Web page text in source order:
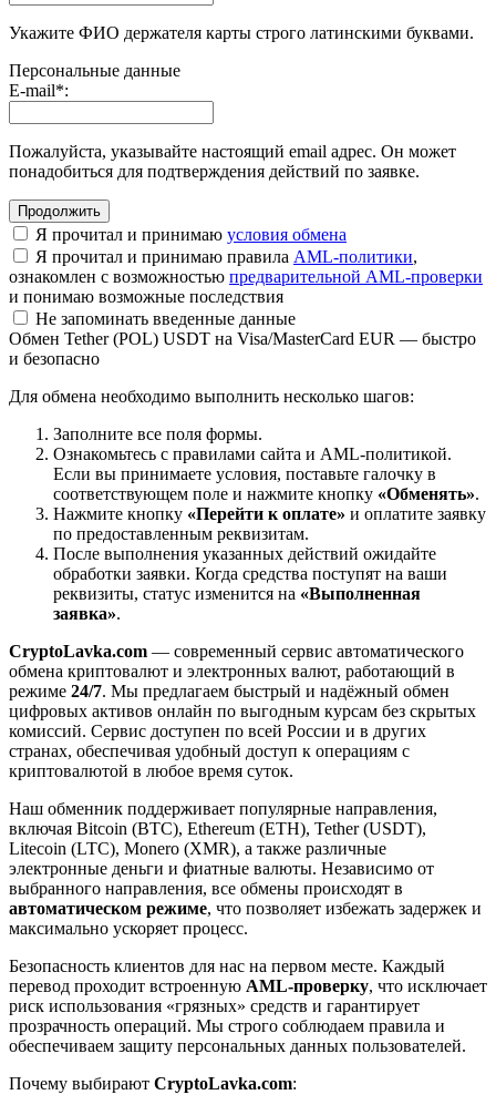
Укажите ФИО держателя карты строго латинскими буквами.
Персональные данные
E-mail*:
Пожалуйста, указывайте настоящий email адрес. Он может
понадобиться для подтверждения действий по заявке.
Я прочитал и принимаю условия обмена
Я прочитал и принимаю правила AML-политики,
ознакомлен с возможностью предварительной AML-проверки
и понимаю возможные последствия
Не запоминать введенные данные
Обмен Tether (POL) USDT на Visa/MasterCard EUR — быстро
и безопасно
Для обмена необходимо выполнить несколько шагов:
Заполните все поля формы.
Ознакомьтесь с правилами сайта и AML-политикой.
Если вы принимаете условия, поставьте галочку в
соответствующем поле и нажмите кнопку «Обменять».
Нажмите кнопку «Перейти к оплате» и оплатите заявку
по предоставленным реквизитам.
После выполнения указанных действий ожидайте
обработки заявки. Когда средства поступят на ваши
реквизиты, статус изменится на «Выполненная
заявка».
CryptoLavka.com — современный сервис автоматического
обмена криптовалют и электронных валют, работающий в
режиме 24/7. Мы предлагаем быстрый и надёжный обмен
цифровых активов онлайн по выгодным курсам без скрытых
комиссий. Сервис доступен по всей России и в других
странах, обеспечивая удобный доступ к операциям с
криптовалютой в любое время суток.
Наш обменник поддерживает популярные направления,
включая Bitcoin (BTC), Ethereum (ETH), Tether (USDT),
Litecoin (LTC), Monero (XMR), а также различные
электронные деньги и фиатные валюты. Независимо от
выбранного направления, все обмены происходят в
автоматическом режиме, что позволяет избежать задержек и
максимально ускоряет процесс.
Безопасность клиентов для нас на первом месте. Каждый
перевод проходит встроенную AML-проверку, что исключает
риск использования «грязных» средств и гарантирует
прозрачность операций. Мы строго соблюдаем правила и
обеспечиваем защиту персональных данных пользователей.
Почему выбирают CryptoLavka.com: